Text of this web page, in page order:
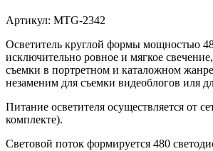
Артикул: MTG-2342
Осветитель круглой формы мощностью
исключительно ровное и мягкое
съемки в портретном и каталожном
незаменим для съемки видеоблогов иля
Питание осветителя осуществляется от
комплекте).
Световой поток формируется 480